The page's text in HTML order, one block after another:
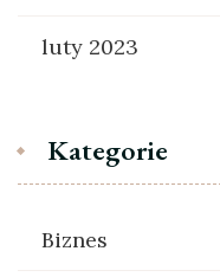
luty 2023
Kategorie
Biznes